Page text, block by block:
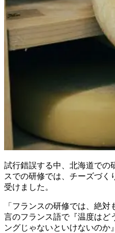
試行錯誤する中、北海道での
スでの研修では、チーズづく
受けました。
「フランスの研修では、絶
言のフランス語で『温度はど
ングじゃないといけないのか